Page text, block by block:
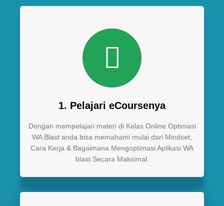
1. Pelajari eCoursenya
Dengan mempelajari materi di Kelas Online Optimasi
WA Blast anda bisa memahami mulai dari Mindset,
Cara Kerja & Bagaimana Mengoptimasi Aplikasi WA
blast Secara Maksimal.